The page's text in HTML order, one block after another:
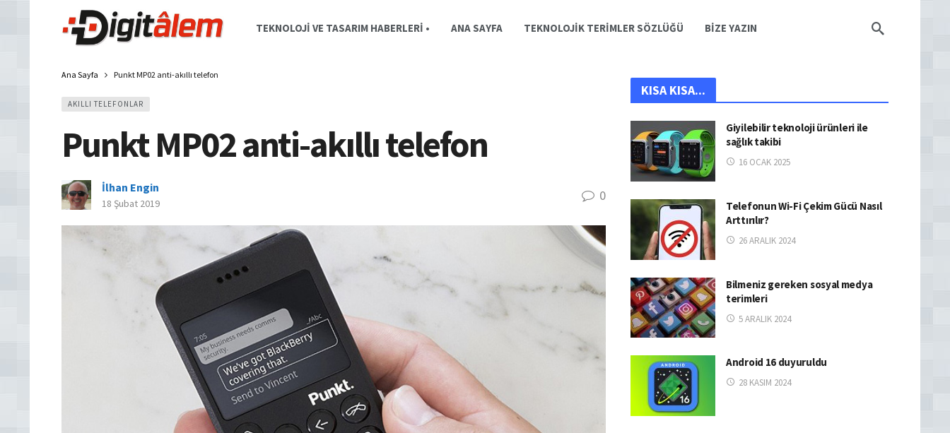
TEKNOLOJI VE TASARIM HABERLERI • ANA SAYFA TEKNOLOJIK TERIMLER SÖZLÜĞÜ BIZE YAZIN
Ana Sayfa Punkt MP02 anti-akıllı telefon
AKILLI TELEFONLAR
Punkt MP02 anti-akıllı telefon
İlhan Engin
18 Şubat 2019 0
KISA KISA...
Giyilebilir teknoloji ürünleri ile
sağlık takibi
16 OCAK 2025
Telefonun Wi-Fi Çekim Gücü Nasıl
Arttırılır?
26 ARALIK 2024
Bilmeniz gereken sosyal medya
terimleri
5 ARALIK 2024
Android 16 duyuruldu
28 KASIM 2024